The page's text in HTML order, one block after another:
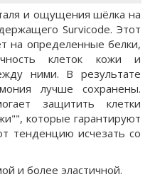
и ощущения шёлка на
Survicode. Этот
на определенные белки,
клеток кожи и
ними. В результате
лучше сохранены.
защитить клетки
которые гарантируют
тенденцию исчезать со
и более эластичной.